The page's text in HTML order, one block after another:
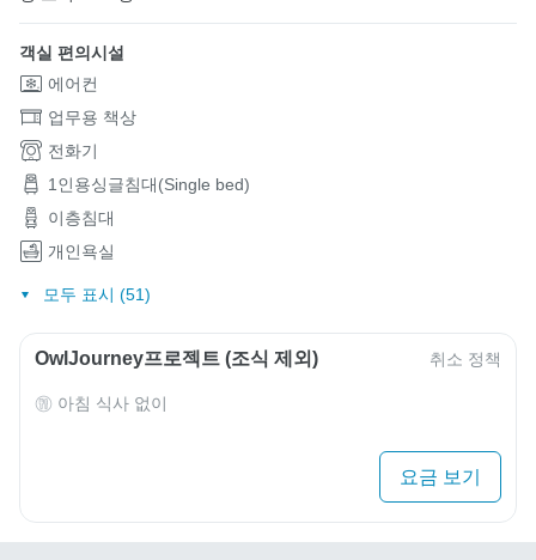
객실 편의시설
에어컨
업무용 책상
전화기
1인용싱글침대(Single bed)
이층침대
개인욕실
모두 표시 (51)
OwlJourney프로젝트 (조식 제외) 취소 정책
아침 식사 없이
요금 보기